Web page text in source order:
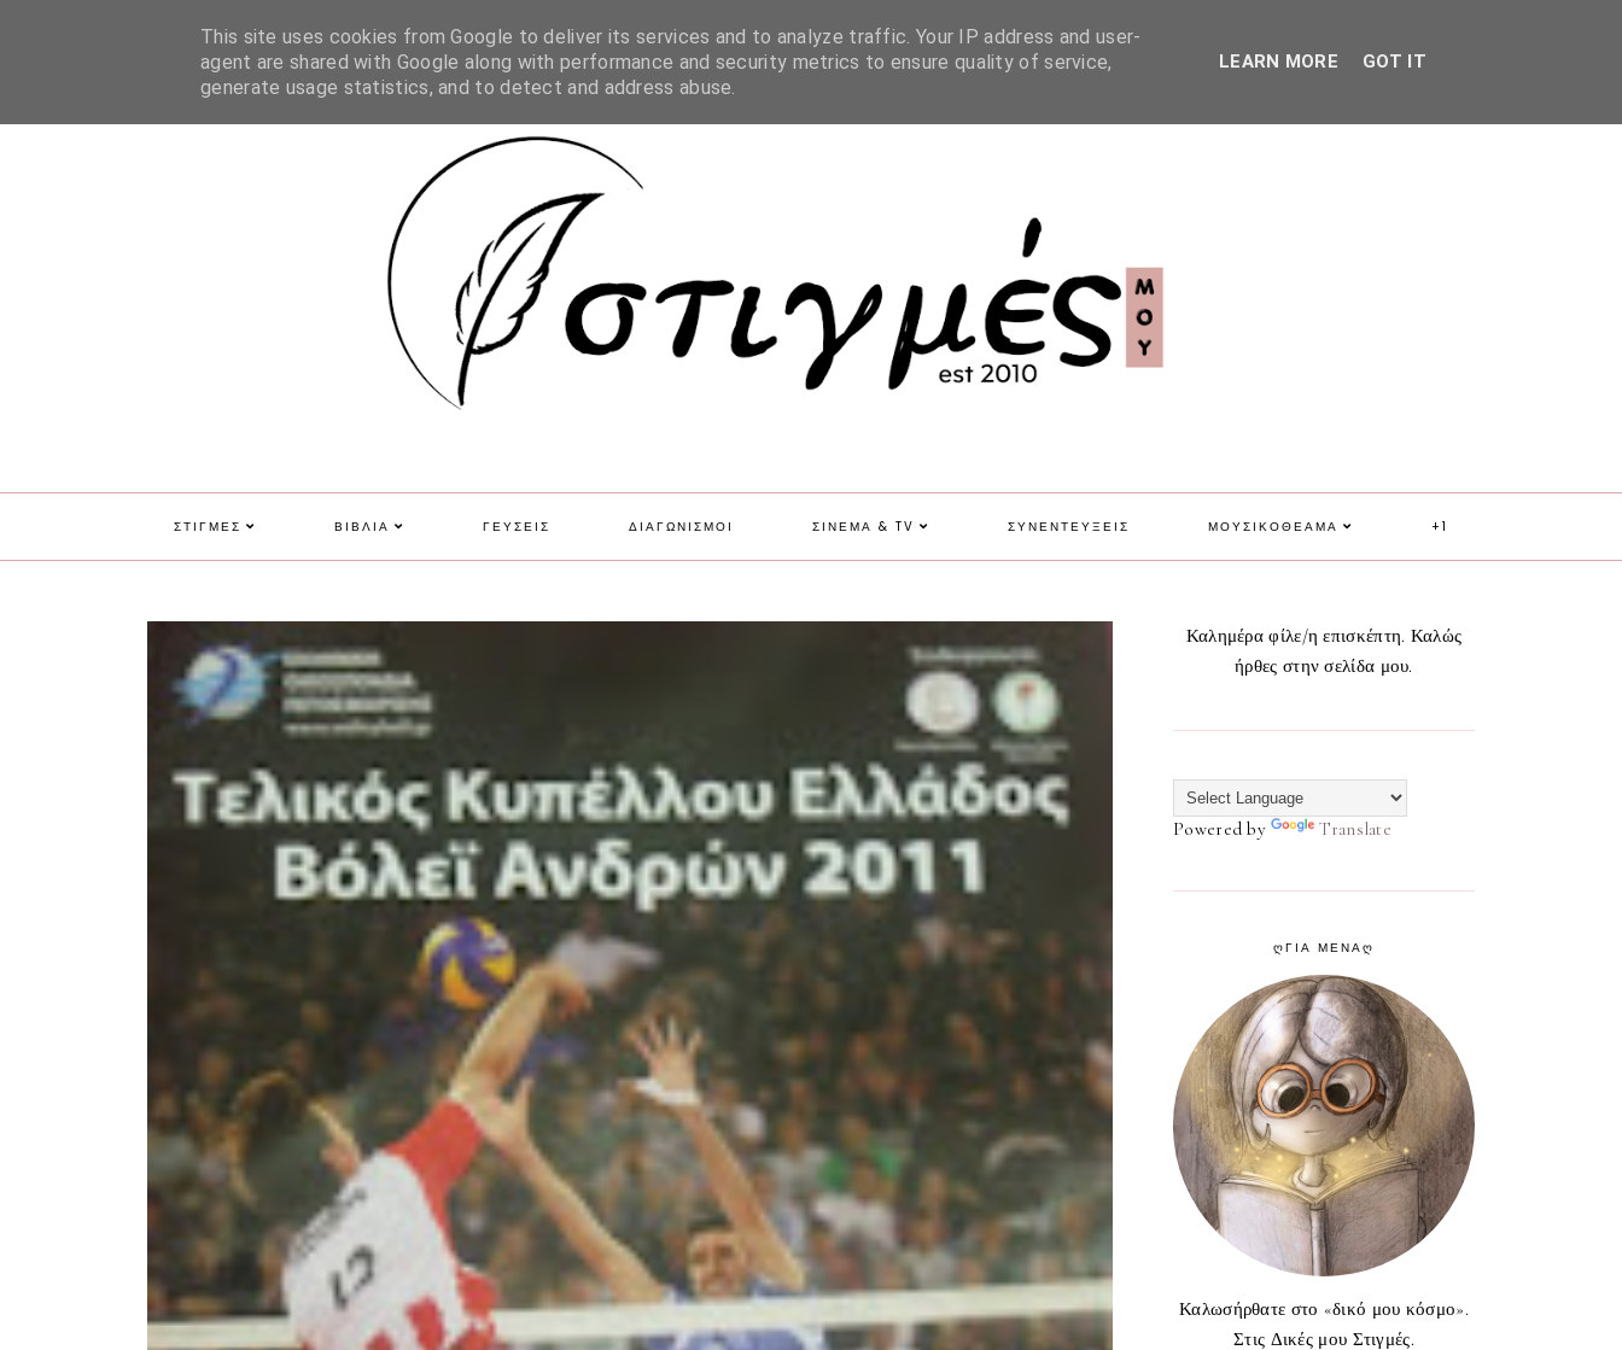
ΠΟΙΑ ΕΙΜΑΙ ΕΠΙΚΟΙΝΩΝΙΑ GDPR SITE MAP
ΣΤΙΓΜΕΣ ΒΙΒΛΙΑ ΓΕΥΣΕΙΣ ΔΙΑΓΩΝΙΣΜΟΙ ΣΙΝΕΜΑ & TV ΣΥΝΕΝΤΕΥΞΕΙΣ ΜΟΥΣΙΚΟΘΕΑΜΑ +1
Καλημέρα φίλε/η επισκέπτη. Καλώς
ήρθες στην σελίδα μου.
Powered by Translate
ᲦΓΙΑ ΜΕΝΑᲦ
Καλωσήρθατε στο «δικό μου κόσμο».
Στις Δικές μου Στιγμές.
This site uses cookies from Google to deliver its services and to analyze traffic. Your IP address and user-
agent are shared with Google along with performance and security metrics to ensure quality of service,
generate usage statistics, and to detect and address abuse.
LEARN MORE GOT IT